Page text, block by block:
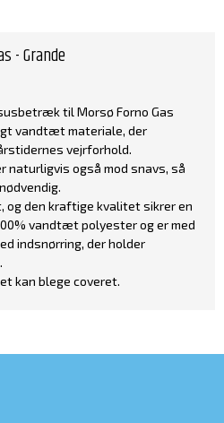
- Grande
til Morsø Forno Gas
vandtæt materiale, der
vejrforhold.
også mod snavs, så
den kraftige kvalitet sikrer en
vandtæt polyester og er med
indsnørring, der holder
kan blege coveret.